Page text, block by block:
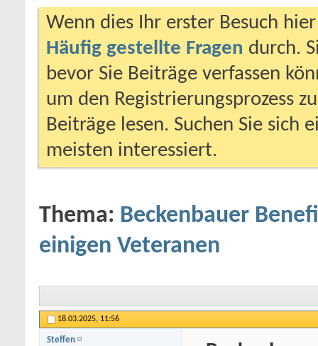
Wenn dies Ihr erster Besuch
Häufig gestellte Fragen durch.
bevor Sie Beiträge verfassen
um den Registrierungsprozess
Beiträge lesen. Suchen Sie sich
meisten interessiert.
Thema: Beckenbauer
einigen Veteranen
18.03.2025, 11:56
Steffen